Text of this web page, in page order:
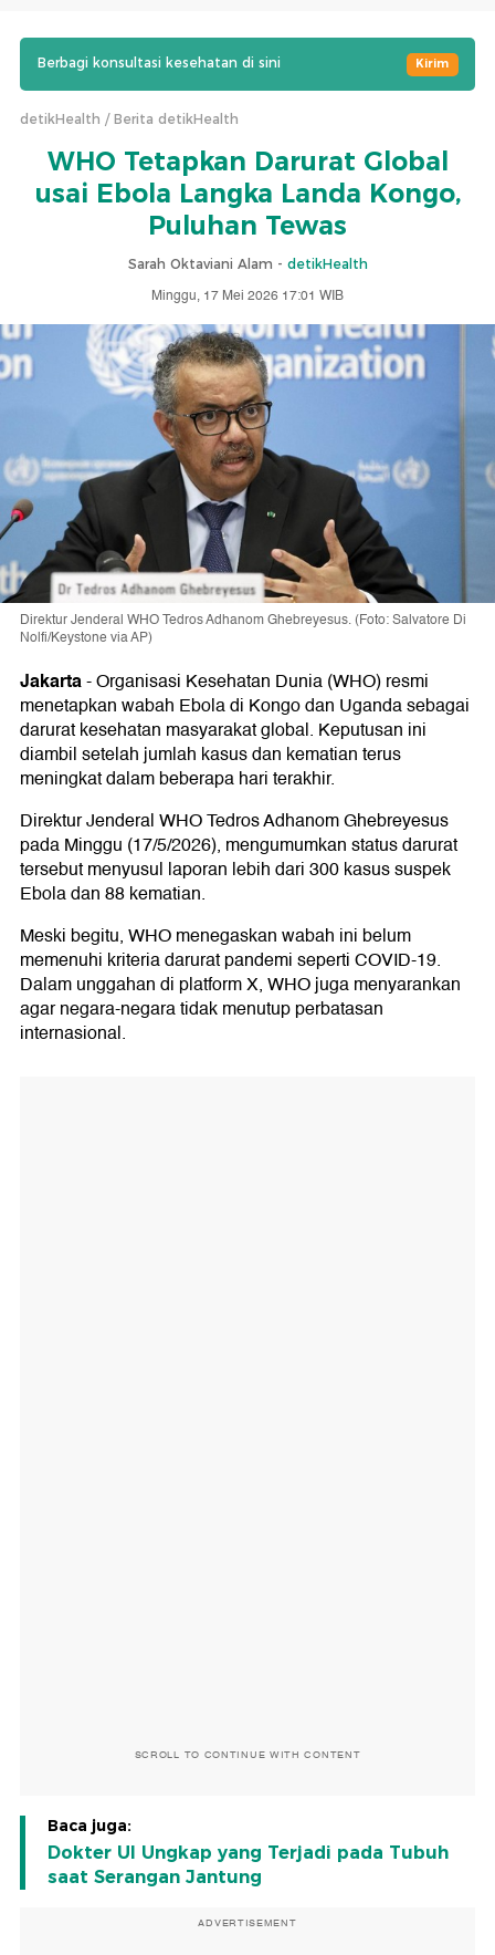
Berbagi konsultasi kesehatan di sini Kirim
detikHealth Berita detikHealth
WHO Tetapkan Darurat Global
usai Ebola Langka Landa Kongo,
Puluhan Tewas
Sarah Oktaviani Alam - detikHealth
Minggu, 17 Mei 2026 17:01 WIB
Direktur Jenderal WHO Tedros Adhanom Ghebreyesus. (Foto: Salvatore Di
Nolfi/Keystone via AP)
Jakarta-Organisasi Kesehatan Dunia (WHO) resmi
menetapkan wabah Ebola di Kongo dan Uganda sebagai
darurat kesehatan masyarakat global. Keputusan ini
diambil setelah jumlah kasus dan kematian terus
meningkat dalam beberapa hari terakhir.
Direktur Jenderal WHO Tedros Adhanom Ghebreyesus
pada Minggu (17/5/2026), mengumumkan status darurat
tersebut menyusul laporan lebih dari 300 kasus suspek
Ebola dan 88 kematian.
Meski begitu, WHO menegaskan wabah ini belum
memenuhi kriteria darurat pandemi seperti COVID-19.
Dalam unggahan di platform X, WHO juga menyarankan
agar negara-negara tidak menutup perbatasan
internasional.
SCROLL TO CONTINUE WITH CONTENT
Baca juga:
Dokter UI Ungkap yang Terjadi pada Tubuh
saat Serangan Jantung
ADVERTISEMENT